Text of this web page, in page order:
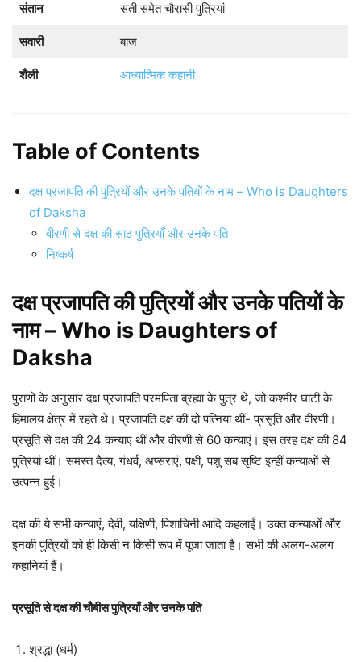
संतान सती समेत चौरासी पुत्रियां
सवारी बाज
शैली आध्यात्मिक कहानी
Table of Contents
दक्ष प्रजापति की पुत्रियों और उनके पतियों के नाम – Who is Daughters
of Daksha
वीरणी से दक्ष की साठ पुत्रियाँ और उनके पति
निष्कर्ष
दक्ष प्रजापति की पुत्रियों और उनके पतियों के
नाम – Who is Daughters of
Daksha
पुराणों के अनुसार दक्ष प्रजापति परमपिता ब्रह्मा के पुत्र थे, जो कश्मीर घाटी के
हिमालय क्षेत्र में रहते थे। प्रजापति दक्ष की दो पत्नियां थीं- प्रसूति और वीरणी।
प्रसूति से दक्ष की 24 कन्याएं थीं और वीरणी से 60 कन्याएं। इस तरह दक्ष की 84
पुत्रियां थीं। समस्त दैत्य, गंधर्व, अप्सराएं, पक्षी, पशु सब सृष्टि इन्हीं कन्याओं से
उत्पन्न हुई।
दक्ष की ये सभी कन्याएं, देवी, यक्षिणी, पिशाचिनी आदि कहलाईं। उक्त कन्याओं और
इनकी पुत्रियों को ही किसी न किसी रूप में पूजा जाता है। सभी की अलग-अलग
कहानियां हैं।
प्रसूति से दक्ष की चौबीस पुत्रियाँ और उनके पति
श्रद्धा (धर्म)